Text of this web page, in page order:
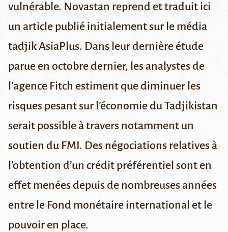
vulnérable. Novastan reprend et traduit ici
un article publié initialement sur le média
tadjikAsiaPlus. Dans leur dernière étude
parueen octobre dernier, les analystes de
l’agence Fitch estiment que diminuer les
risques pesant sur l’économie du Tadjikistan
serait possible à travers notamment un
soutien du FMI. Des négociations relatives à
l’obtention d’un crédit préférentiel sont en
effet menées depuis de nombreuses années
entre le Fond monétaire international et le
pouvoir en place.